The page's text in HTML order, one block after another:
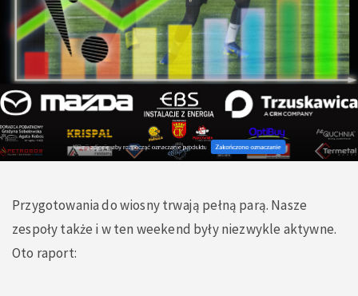
Przygotowania do wiosny trwają pełną parą. Nasze
zespoły także i w ten weekend były niezwykle aktywne.
Oto raport: